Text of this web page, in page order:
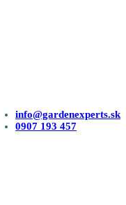
info@gardenexperts.sk
0907 193 457